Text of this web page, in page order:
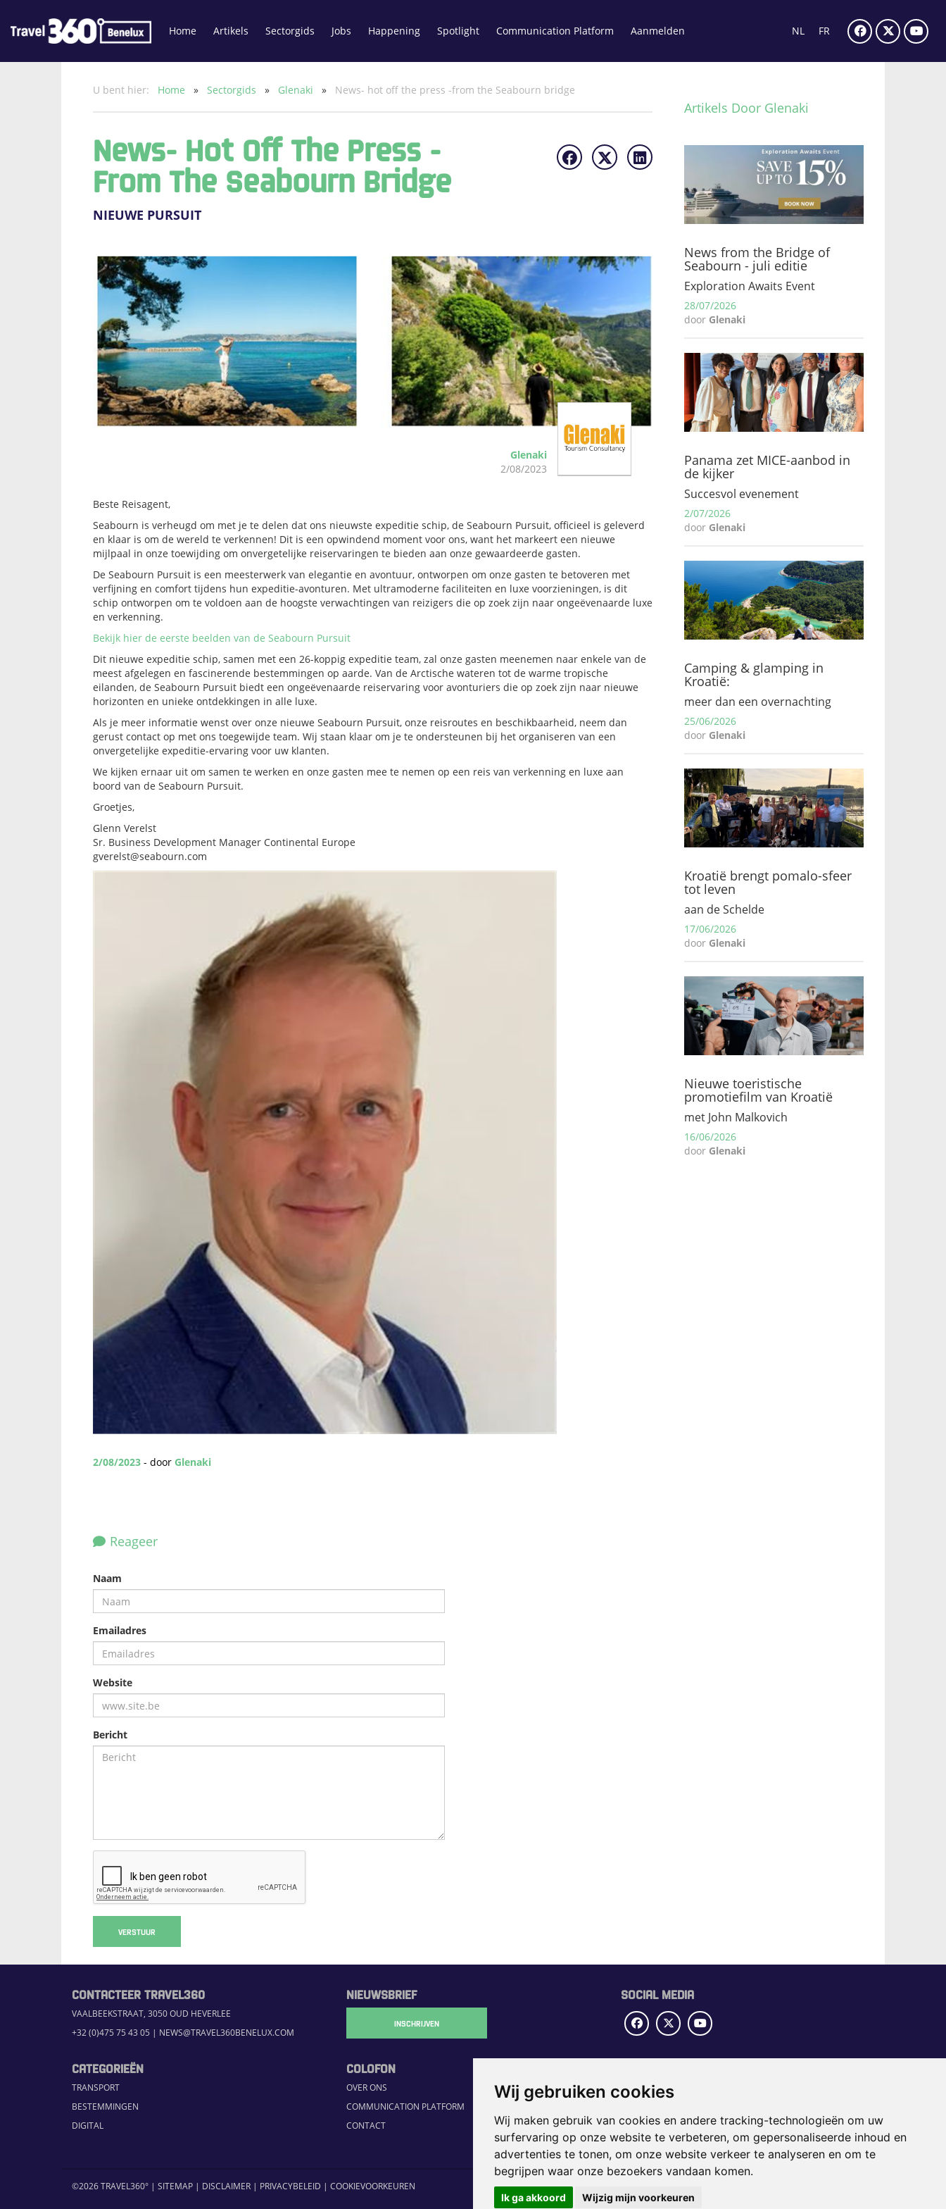
Wij gebruiken cookies
Wij maken gebruik van cookies en andere tracking-technologieën om uw
surfervaring op onze website te verbeteren, om gepersonaliseerde inhoud en
advertenties te tonen, om onze website verkeer te analyseren en om te
begrijpen waar onze bezoekers vandaan komen.
Ik ga akkoord Wijzig mijn voorkeuren
Home Artikels Sectorgids Jobs Happening Spotlight Communication Platform Aanmelden NL FR
U bent hier: Home » Sectorgids » Glenaki » News- hot off the press -from the Seabourn bridge
News- Hot Off The Press -
From The Seabourn Bridge
NIEUWE PURSUIT
Glenaki
2/08/2023
Beste Reisagent,
Seabourn is verheugd om met je te delen dat ons nieuwste expeditie schip, de Seabourn Pursuit, officieel is geleverd
en klaar is om de wereld te verkennen! Dit is een opwindend moment voor ons, want het markeert een nieuwe
mijlpaal in onze toewijding om onvergetelijke reiservaringen te bieden aan onze gewaardeerde gasten.
De Seabourn Pursuit is een meesterwerk van elegantie en avontuur, ontworpen om onze gasten te betoveren met
verfijning en comfort tijdens hun expeditie-avonturen. Met ultramoderne faciliteiten en luxe voorzieningen, is dit
schip ontworpen om te voldoen aan de hoogste verwachtingen van reizigers die op zoek zijn naar ongeëvenaarde luxe
en verkenning.
Bekijk hier de eerste beelden van de Seabourn Pursuit
Dit nieuwe expeditie schip, samen met een 26-koppig expeditie team, zal onze gasten meenemen naar enkele van de
meest afgelegen en fascinerende bestemmingen op aarde. Van de Arctische wateren tot de warme tropische
eilanden, de Seabourn Pursuit biedt een ongeëvenaarde reiservaring voor avonturiers die op zoek zijn naar nieuwe
horizonten en unieke ontdekkingen in alle luxe.
Als je meer informatie wenst over onze nieuwe Seabourn Pursuit, onze reisroutes en beschikbaarheid, neem dan
gerust contact op met ons toegewijde team. Wij staan klaar om je te ondersteunen bij het organiseren van een
onvergetelijke expeditie-ervaring voor uw klanten.
We kijken ernaar uit om samen te werken en onze gasten mee te nemen op een reis van verkenning en luxe aan
boord van de Seabourn Pursuit.
Groetjes,
Glenn Verelst
Sr. Business Development Manager Continental Europe
gverelst@seabourn.com
2/08/2023 - door Glenaki
Reageer
Naam
Emailadres
Website
Bericht
VERSTUUR
Artikels Door Glenaki
News from the Bridge of
Seabourn - juli editie
Exploration Awaits Event
28/07/2026
door Glenaki
Panama zet MICE-aanbod in
de kijker
Succesvol evenement
2/07/2026
door Glenaki
Camping & glamping in
Kroatië:
meer dan een overnachting
25/06/2026
door Glenaki
Kroatië brengt pomalo-sfeer
tot leven
aan de Schelde
17/06/2026
door Glenaki
Nieuwe toeristische
promotiefilm van Kroatië
met John Malkovich
16/06/2026
door Glenaki
CONTACTEER TRAVEL360
VAALBEEKSTRAAT, 3050 OUD HEVERLEE
+32 (0)475 75 43 05 | NEWS@TRAVEL360BENELUX.COM
NIEUWSBRIEF
INSCHRIJVEN
SOCIAL MEDIA
CATEGORIEËN
TRANSPORT
BESTEMMINGEN
DIGITAL
COLOFON
OVER ONS
COMMUNICATION PLATFORM
CONTACT
HOME
JOBS
HAPPENING
©2026 TRAVEL360° | SITEMAP | DISCLAIMER | PRIVACYBELEID | COOKIEVOORKEUREN